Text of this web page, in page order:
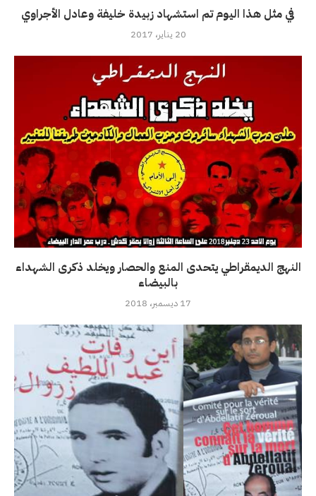
في مثل هذا اليوم تم استشهاد زبيدة خليفة وعادل الأجراوي
20 يناير، 2017
النهج الديمقراطي يتحدى المنع والحصار ويخلد ذكرى الشهداء
بالبيضاء
17 ديسمبر، 2018